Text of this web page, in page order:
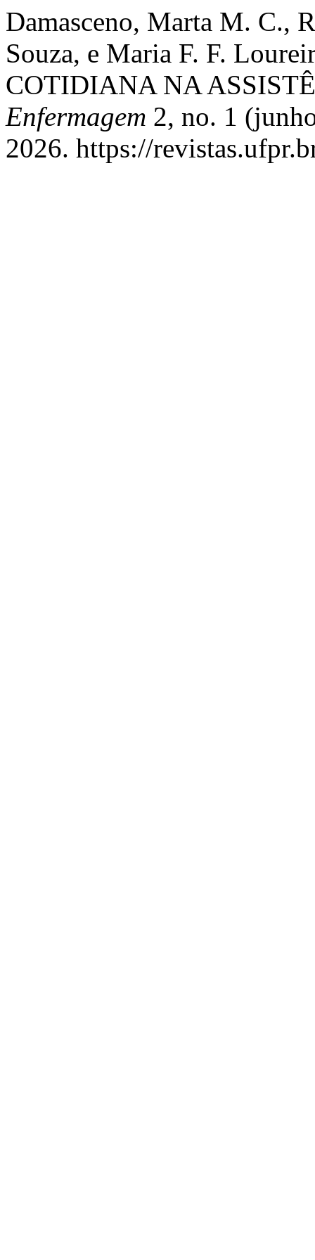
Damasceno, Marta M. C.,
Souza, e Maria F. F.
COTIDIANA NA
Enfermagem 2, no. 1
2026. https://